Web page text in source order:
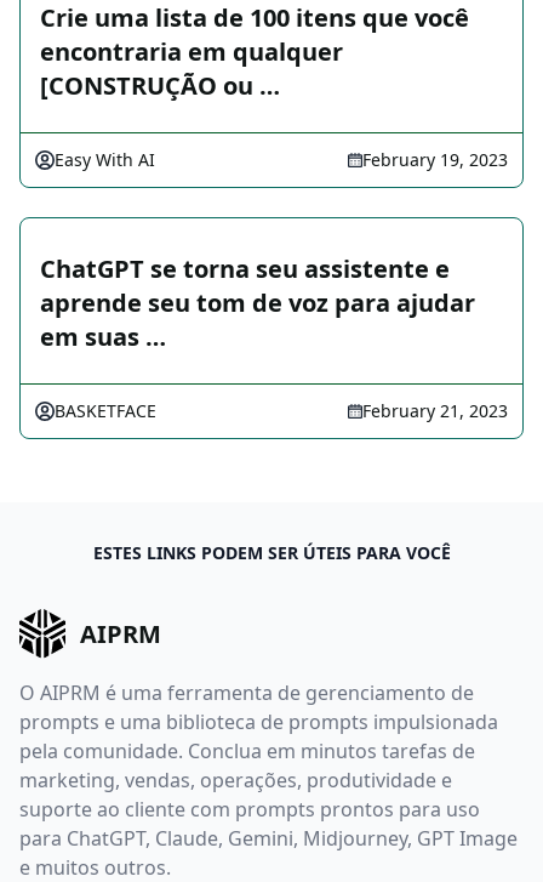
Crie uma lista de 100 itens que você
encontraria em qualquer
[CONSTRUÇÃO ou …
Easy With AI February 19, 2023
ChatGPT se torna seu assistente e
aprende seu tom de voz para ajudar
em suas …
BASKETFACE February 21, 2023
ESTES LINKS PODEM SER ÚTEIS PARA VOCÊ
AIPRM
O AIPRM é uma ferramenta de gerenciamento de
prompts e uma biblioteca de prompts impulsionada
pela comunidade. Conclua em minutos tarefas de
marketing, vendas, operações, produtividade e
suporte ao cliente com prompts prontos para uso
para ChatGPT, Claude, Gemini, Midjourney, GPT Image
e muitos outros.